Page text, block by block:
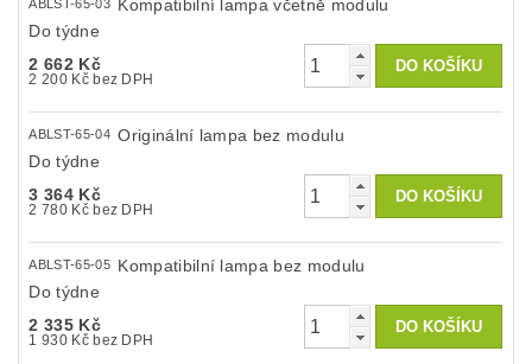
ABLST-65-03 Kompatibilní lampa včetně modulu
Do týdne
2 662 Kč
2 200 Kč bez DPH
ABLST-65-04 Originální lampa bez modulu
Do týdne
3 364 Kč
2 780 Kč bez DPH
ABLST-65-05 Kompatibilní lampa bez modulu
Do týdne
2 335 Kč
1 930 Kč bez DPH